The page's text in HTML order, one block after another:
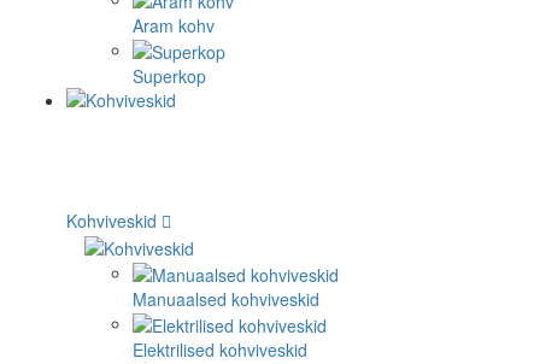
Aram kohv
Superkop
Kohviveskid
Manuaalsed kohviveskid
Elektrilised kohviveskid